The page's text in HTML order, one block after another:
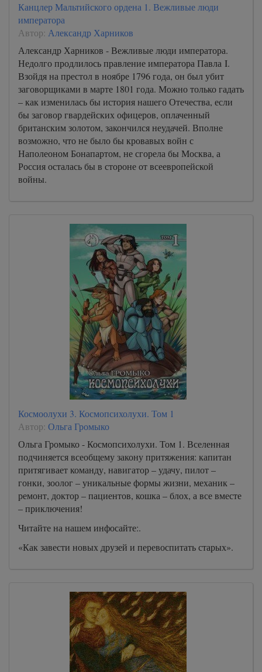
Канцлер Мальтийского ордена 1. Вежливые люди
императора
Автор: Александр Харников
Александр Харников - Вежливые люди императора.
Недолго продлилось правление императора Павла I.
Взойдя на престол в ноябре 1796 года, он был убит
заговорщиками в марте 1801 года. Можно только гадать
– как изменилась бы история нашего Отечества, если
бы заговор гвардейских офицеров, оплаченный
британским золотом, закончился неудачей. Вполне
возможно, что не было бы кровавых войн с
Наполеоном Бонапартом, не сгорела бы Москва, а
Россия осталась бы в стороне от всеевропейской
войны.
Космоолухи 3. Космопсихолухи. Том 1
Автор: Ольга Громыко
Ольга Громыко - Космопсихолухи. Том 1. Вселенная
подчиняется всеобщему закону притяжения: капитан
притягивает команду, навигатор – удачу, пилот –
гонки, зоолог – уникальные формы жизни, механик –
ремонт, доктор – пациентов, кошка – блох, а все вместе
– приключения!
Читайте на нашем инфосайте:.
«Как завести новых друзей и перевоспитать старых».